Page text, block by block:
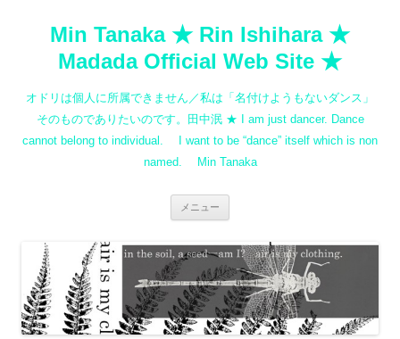
キ
ッ
Min Tanaka ★ Rin Ishihara ★
Madada Official Web Site ★
オドリは個人に所属できません／私は「名付けようもないダンス」
そのものでありたいのです。田中泯 ★ I am just dancer. Dance
cannot belong to individual. I want to be “dance” itself which is non
named. Min Tanaka
メニュー